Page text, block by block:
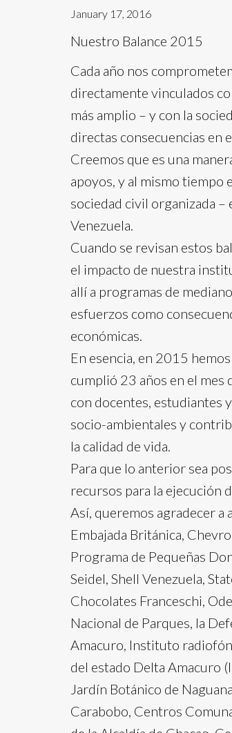
January 17, 2016
Nuestro Balance 2015
Cada año nos
directamente vinculados
más amplio – y con la
directas consecuencias en
Creemos que es una
apoyos, y al mismo tiempo
sociedad civil organizada
Venezuela.
Cuando se revisan estos
el impacto de nuestra
allí a programas de
esfuerzos como
económicas.
En esencia, en 2015
cumplió 23 años en el
con docentes, estudiantes
socio-ambientales y
la calidad de vida.
Para que lo anterior sea
recursos para la ejecución
Así, queremos agradecer a
Embajada Británica,
Programa de Pequeñas
Seidel, Shell Venezuela,
Chocolates Franceschi,
Nacional de Parques, la
Amacuro, Instituto
del estado Delta Amacuro
Jardín Botánico de
Carabobo, Centros